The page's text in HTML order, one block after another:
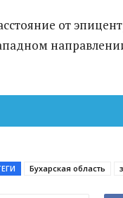
от
Бухарская область